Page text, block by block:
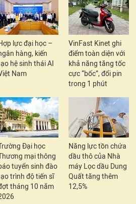
lực đại học –
hàng, kiến
hệ sinh thái AI
Nam
VinFast Kinet ghi
điểm toàn diện với
khả năng tăng tốc
cực “bốc”, đổi pin
trong 1 phút
Đại học
mại thông
tuyển sinh đào
trình độ tiến sĩ
tháng 10 năm
Năng lực tồn chứa
dầu thô của Nhà
máy Lọc dầu Dung
Quất tăng thêm
12,5%